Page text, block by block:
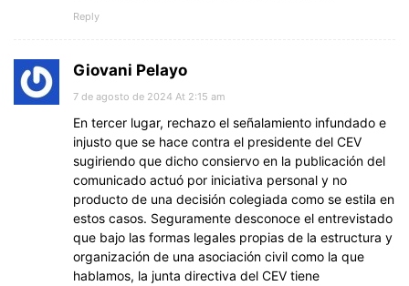
Reply
Giovani Pelayo
7 de agosto de 2024 At 2:15 am
En tercer lugar, rechazo el señalamiento infundado e
injusto que se hace contra el presidente del CEV
sugiriendo que dicho consiervo en la publicación del
comunicado actuó por iniciativa personal y no
producto de una decisión colegiada como se estila en
estos casos. Seguramente desconoce el entrevistado
que bajo las formas legales propias de la estructura y
organización de una asociación civil como la que
hablamos, la junta directiva del CEV tiene